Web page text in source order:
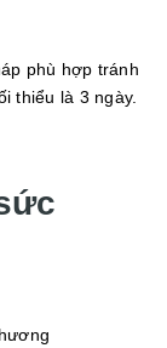
phù hợp tránh
thiểu là 3 ngày.